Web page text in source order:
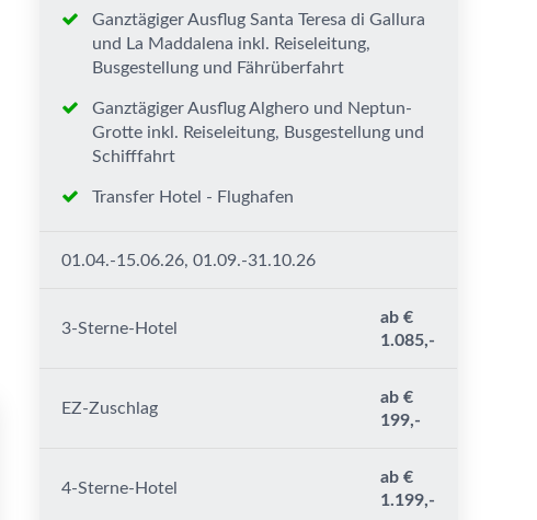
Ganztägiger Ausflug Santa Teresa di Gallura
und La Maddalena inkl. Reiseleitung,
Busgestellung und Fährüberfahrt
Ganztägiger Ausflug Alghero und Neptun-
Grotte inkl. Reiseleitung, Busgestellung und
Schifffahrt
Transfer Hotel - Flughafen
01.04.-15.06.26, 01.09.-31.10.26
3-Sterne-Hotel
ab €
1.085,-
EZ-Zuschlag
ab €
199,-
4-Sterne-Hotel
ab €
1.199,-